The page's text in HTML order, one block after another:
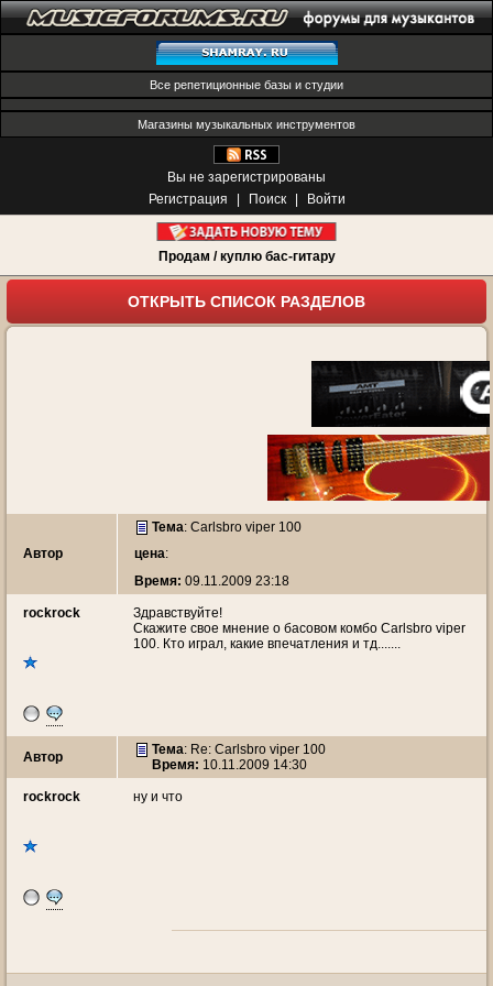
Все репетиционные базы и студии
Магазины музыкальных инструментов
Вы не зарегистрированы
Регистрация
Поиск Войти
Продам / куплю бас-гитару
ОТКРЫТЬ СПИСОК РАЗДЕЛОВ
Автор
Тема: Carlsbro viper 100
цена:
Время: 09.11.2009 23:18
rockrock
Здравствуйте!
Скажите свое мнение о басовом комбо Carlsbro viper
100. Кто играл, какие впечатления и тд.......
Автор Тема: Re: Carlsbro viper 100
Время: 10.11.2009 14:30
rockrock ну и что